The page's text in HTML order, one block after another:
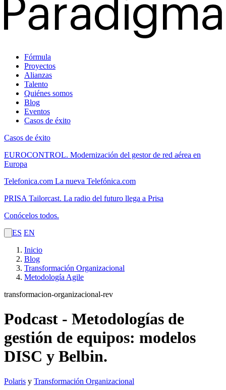
Fórmula
Proyectos
Alianzas
Talento
Quiénes somos
Blog
Eventos
Casos de éxito
Casos de éxito
EUROCONTROL. Modernización del gestor de red aérea en
Europa
Telefonica.com La nueva Telefónica.com
PRISA Tailorcast. La radio del futuro llega a Prisa
Conócelos todos.
ES EN
Inicio
Blog
Transformación Organizacional
Metodología Agile
transformacion-organizacional-rev
Podcast - Metodologías de
gestión de equipos: modelos
DISC y Belbin.
Polaris y Transformación Organizacional